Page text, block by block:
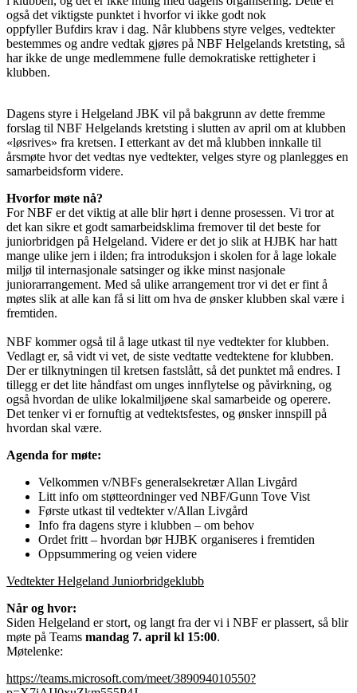
også det viktigste punktet i hvorfor vi ikke godt nok
oppfyller Bufdirs krav i dag. Når klubbens styre velges, vedtekter
bestemmes og andre vedtak gjøres på NBF Helgelands kretsting, så
har ikke de unge medlemmene fulle demokratiske rettigheter i
klubben.
Dagens styre i Helgeland JBK vil på bakgrunn av dette fremme
forslag til NBF Helgelands kretsting i slutten av april om at klubben
«løsrives» fra kretsen. I etterkant av det må klubben innkalle til
årsmøte hvor det vedtas nye vedtekter, velges styre og planlegges en
samarbeidsform videre.
Hvorfor møte nå?
For NBF er det viktig at alle blir hørt i denne prosessen. Vi tror at
det kan sikre et godt samarbeidsklima fremover til det beste for
juniorbridgen på Helgeland. Videre er det jo slik at HJBK har hatt
mange ulike jern i ilden; fra introduksjon i skolen for å lage lokale
miljø til internasjonale satsinger og ikke minst nasjonale
juniorarrangement. Med så ulike arrangement tror vi det er fint å
møtes slik at alle kan få si litt om hva de ønsker klubben skal være i
fremtiden.
NBF kommer også til å lage utkast til nye vedtekter for klubben.
Vedlagt er, så vidt vi vet, de siste vedtatte vedtektene for klubben.
Der er tilknytningen til kretsen fastslått, så det punktet må endres. I
tillegg er det lite håndfast om unges innflytelse og påvirkning, og
også hvordan de ulike lokalmiljøene skal samarbeide og operere.
Det tenker vi er fornuftig at vedtektsfestes, og ønsker innspill på
hvordan skal være.
Agenda for møte:
Velkommen v/NBFs generalsekretær Allan Livgård
Litt info om støtteordninger ved NBF/Gunn Tove Vist
Første utkast til vedtekter v/Allan Livgård
Info fra dagens styre i klubben – om behov
Ordet fritt – hvordan bør HJBK organiseres i fremtiden
Oppsummering og veien videre
Vedtekter Helgeland Juniorbridgeklubb
Når og hvor:
Siden Helgeland er stort, og langt fra der vi i NBF er plassert, så blir
møte på Teams mandag 7. april kl 15:00.
Møtelenke:
https://teams.microsoft.com/meet/389094010550?